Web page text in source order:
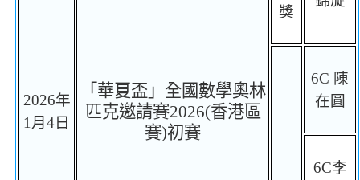
2026年
1 月 4日
「華夏盃」全國數學奧林
匹克邀請賽2026(香港區
賽)初賽
獎
6C 陳
在圓
6C李